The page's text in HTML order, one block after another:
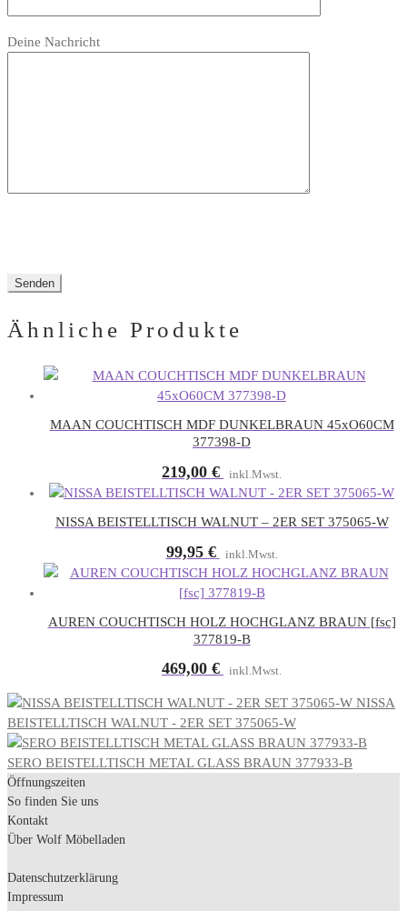
leer.
lasse
Deine Nachricht
Ähnliche Produkte
MAAN COUCHTISCH MDF DUNKELBRAUN 45xO60CM
377398-D
219,00 € inkl.Mwst.
NISSA BEISTELLTISCH WALNUT – 2ER SET 375065-W
99,95 € inkl.Mwst.
AUREN COUCHTISCH HOLZ HOCHGLANZ BRAUN [fsc]
377819-B
469,00 € inkl.Mwst.
NISSA
BEISTELLTISCH WALNUT - 2ER SET 375065-W
SERO BEISTELLTISCH METAL GLASS BRAUN 377933-B
Öffnungszeiten
So finden Sie uns
Kontakt
Über Wolf Möbelladen
Datenschutzerklärung
Impressum